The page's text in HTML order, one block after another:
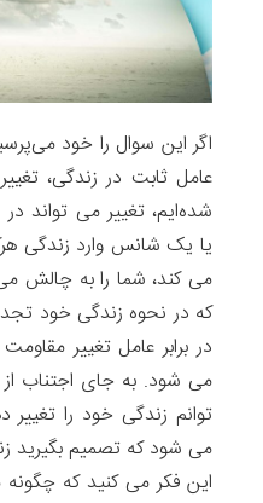
اگر این سوال را خود
عامل ثابت در زندگی،
شده‌ایم، تغییر می تواند
یا یک شانس وارد زندگی
می کند، شما را به چالش
که در نحوه زندگی خود
در برابر عامل تغییر
می شود. به جای اجتناب
توانم زندگی خود را
می شود که تصمیم بگیرید
این فکر می کنید که چگونه